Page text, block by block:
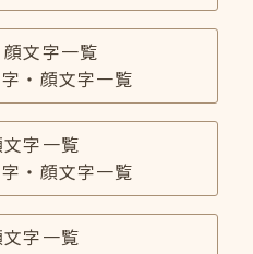
文字一覧
・顔文字一覧
字一覧
・顔文字一覧
字一覧